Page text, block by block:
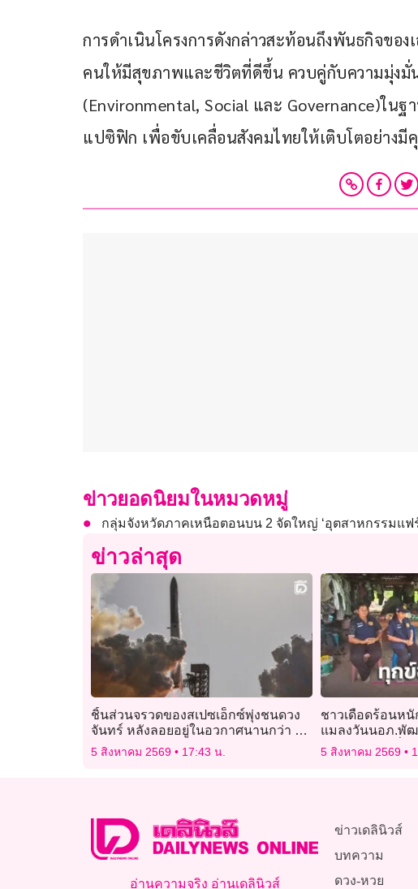
การดำเนินโครงการดังกล่าวสะท้อนถึงพันธกิจขอ
คนให้มีสุขภาพและชีวิตที่ดีขึ้น ควบคู่กับความมุ่งมั่
(Environmental, Social และ Governance)ในฐ
แปซิฟิก เพื่อขับเคลื่อนสังคมไทยให้เติบโตอย่าง
ข่าวยอดนิยมในหมวดหมู่
กลุ่มจังหวัดภาคเหนือตอนบน 2 จัดใหญ่ ‘อุตสาหกรรมแฟ
ข่าวล่าสุด
ชิ้นส่วนจรวดของสเปซเอ็กซ์พุ่งชนดวง
จันทร์ หลังลอยอยู่ในอวกาศนานกว่า 1
ปี
5 สิงหาคม 2569 17:43 น.
ชาวเดือดร้อนห
แมลงวันนอภ.พั
ฟาร์มไก่ ส่งกลิ่น
5 สิงหาคม 2569
อ่านความจริง อ่านเดลินิวส์
ข่าวเดลินิวส์
บทความ
ดวง-หวย